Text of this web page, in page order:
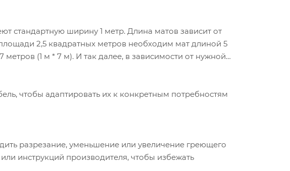
стандартную ширину 1 метр. Длина матов зависит от
2,5 квадратных метров необходим мат длиной 5
(1 м * 7 м). И так далее, в зависимости от нужной
чтобы адаптировать их к конкретным потребностям
разрезание, уменьшение или увеличение греющего
инструкций производителя, чтобы избежать